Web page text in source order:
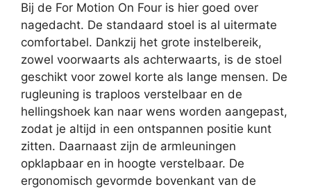
Bij de For Motion On Four is hier goed over
nagedacht. De standaard stoel is al uitermate
comfortabel. Dankzij het grote instelbereik,
zowel voorwaarts als achterwaarts, is de stoel
geschikt voor zowel korte als lange mensen. De
rugleuning is traploos verstelbaar en de
hellingshoek kan naar wens worden aangepast,
zodat je altijd in een ontspannen positie kunt
zitten. Daarnaast zijn de armleuningen
opklapbaar en in hoogte verstelbaar. De
ergonomisch gevormde bovenkant van de